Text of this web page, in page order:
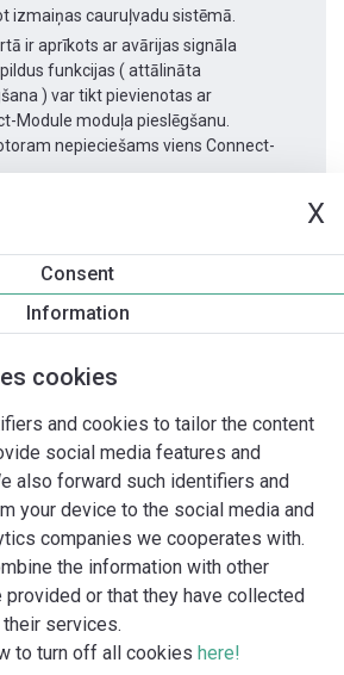
X
Consent
Information
cookies
and cookies to tailor the content
social media features and
also forward such identifiers and
your device to the social media and
companies we cooperates with.
the information with other
provided or that they have collected
services.
to turn off all cookies here!
izmaiņas cauruļvadu sistēmā.
ir aprīkots ar avārijas signāla
funkcijas ( attālināta
) var tikt pievienotas ar
Module moduļa pieslēgšanu.
nepieciešams viens Connect-